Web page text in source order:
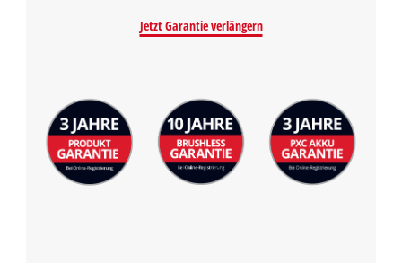
Jetzt Garantie verlängern